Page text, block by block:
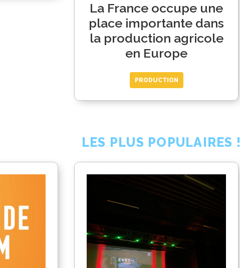
La France occupe une
place importante dans
la production agricole
en Europe
PRODUCTION
LES PLUS POPULAIRES !